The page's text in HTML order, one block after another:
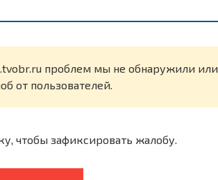
проблем мы не обнаружили или
от пользователей.
чтобы зафиксировать жалобу.